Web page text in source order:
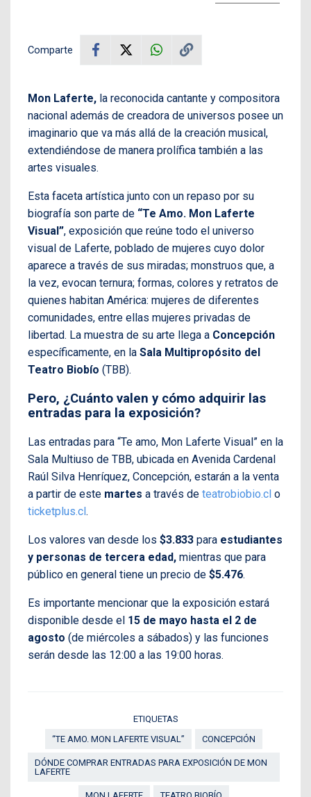
Comparte
Mon Laferte, la reconocida cantante y compositora
nacional además de creadora de universos posee un
imaginario que va más allá de la creación musical,
extendiéndose de manera prolífica también a las
artes visuales.
Esta faceta artística junto con un repaso por su
biografía son parte de “Te Amo. Mon Laferte
Visual”, exposición que reúne todo el universo
visual de Laferte, poblado de mujeres cuyo dolor
aparece a través de sus miradas; monstruos que, a
la vez, evocan ternura; formas, colores y retratos de
quienes habitan América: mujeres de diferentes
comunidades, entre ellas mujeres privadas de
libertad. La muestra de su arte llega a Concepción
específicamente, en la Sala Multipropósito del
Teatro Biobío (TBB).
Pero, ¿Cuánto valen y cómo adquirir las
entradas para la exposición?
Las entradas para “Te amo, Mon Laferte Visual” en la
Sala Multiuso de TBB, ubicada en Avenida Cardenal
Raúl Silva Henríquez, Concepción, estarán a la venta
a partir de este martes a través de teatrobiobio.cl o
ticketplus.cl .
Los valores van desde los $3.833 para estudiantes
y personas de tercera edad, mientras que para
público en general tiene un precio de $5.476.
Es importante mencionar que la exposición estará
disponible desde el 15 de mayo hasta el 2 de
agosto (de miércoles a sábados) y las funciones
serán desde las 12:00 a las 19:00 horas.
ETIQUETAS
“TE AMO. MON LAFERTE VISUAL”
CONCEPCIÓN
DÓNDE COMPRAR ENTRADAS PARA EXPOSICIÓN DE MON
LAFERTE